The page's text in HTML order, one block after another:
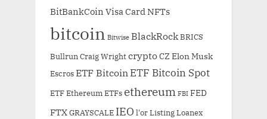
BitBankCoin Visa Card NFTs
bitcoin Bitwise BlackRockBRICS
Bullrun Craig WrightcryptoCZ Elon Musk
EscrosETF Bitcoin ETF Bitcoin Spot
ETF Ethereum ETFs ethereum FBI FED
FTXGRAYSCALE IEO l'orListingLoanex